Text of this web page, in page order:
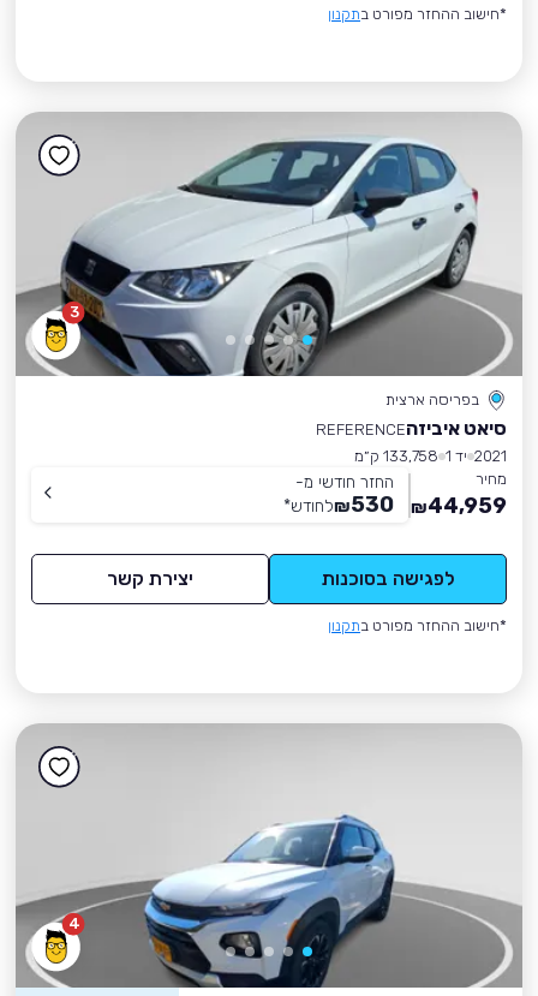
*חישוב ההחזר מפורט בתקנון
3
בפריסה ארצית
סיאט איביזהREFERENCE
2021 יד 1
133,758 ק״מ
מחיר
44,959
₪
החזר חודשי מ-
530
₪לחודש*
לפגישה בסוכנות יצירת קשר
*חישוב ההחזר מפורט בתקנון
4